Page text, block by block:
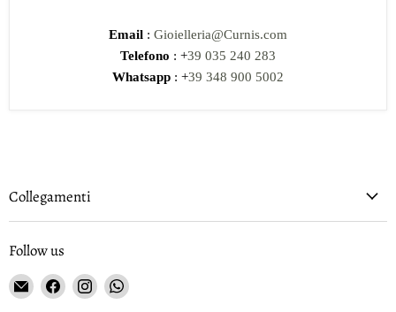
Email : Gioielleria@Curnis.com
Telefono : +39 035 240 283
Whatsapp : +39 348 900 5002
Collegamenti
Follow us
Email
Gioielleria
Find
Find
Find